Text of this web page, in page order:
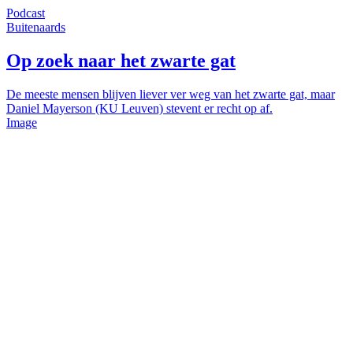
Podcast
Buitenaards
Op zoek naar het zwarte gat
De meeste mensen blijven liever ver weg van het zwarte gat, maar
Daniel Mayerson (KU Leuven) stevent er recht op af.
Image